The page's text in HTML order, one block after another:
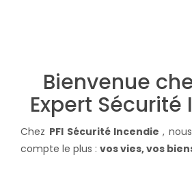
Bienvenue
Expert Sécurité
Chez PFI Sécurité Incendie ,
compte le plus : vos vies, vos